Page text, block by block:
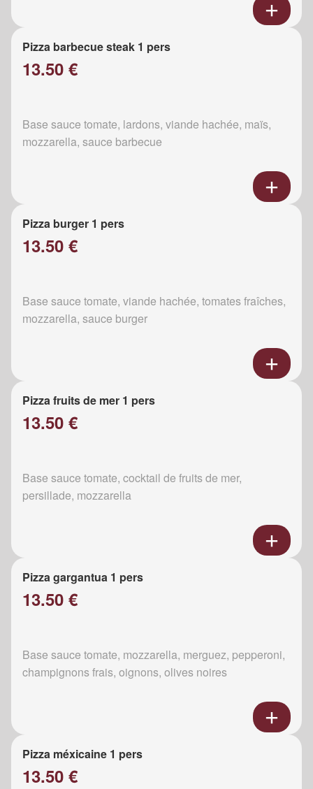
Pizza barbecue steak 1 pers
13.50 €
Base sauce tomate, lardons, viande hachée, maïs,
mozzarella, sauce barbecue
Pizza burger 1 pers
13.50 €
Base sauce tomate, viande hachée, tomates fraîches,
mozzarella, sauce burger
Pizza fruits de mer 1 pers
13.50 €
Base sauce tomate, cocktail de fruits de mer,
persillade, mozzarella
Pizza gargantua 1 pers
13.50 €
Base sauce tomate, mozzarella, merguez, pepperoni,
champignons frais, oignons, olives noires
Pizza méxicaine 1 pers
13.50 €